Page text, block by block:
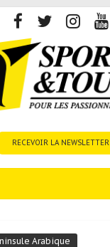
RECEVOIR LA NEWSLETTER
Arabique